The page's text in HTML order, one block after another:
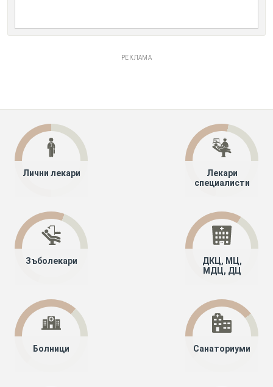
РЕКЛАМА
Лични лекари
Лекари
специалисти
Зъболекари
ДКЦ, МЦ,
МДЦ, ДЦ
Болници Санаториуми